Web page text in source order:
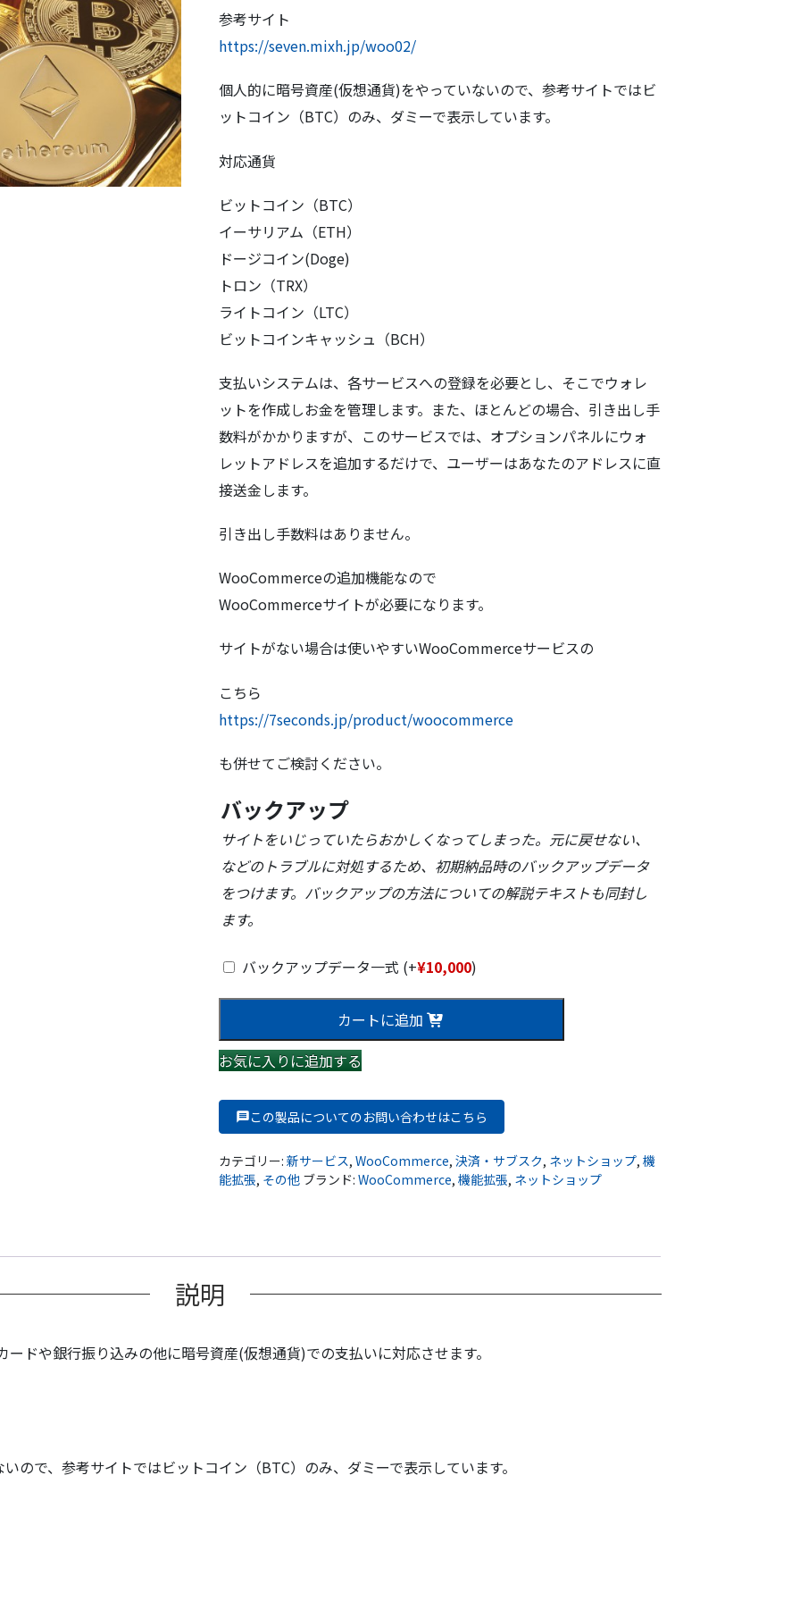
参考サイト
https://seven.mixh.jp/woo02/
個人的に暗号資産(仮想通貨)をやっていないので、参考サイトではビ
ットコイン（BTC）のみ、ダミーで表示しています。
対応通貨
ビットコイン（BTC）
イーサリアム（ETH）
ドージコイン(Doge)
トロン（TRX）
ライトコイン（LTC）
ビットコインキャッシュ（BCH）
支払いシステムは、各サービスへの登録を必要とし、そこでウォレ
ットを作成しお金を管理します。また、ほとんどの場合、引き出し手
数料がかかりますが、このサービスでは、オプションパネルにウォ
レットアドレスを追加するだけで、ユーザーはあなたのアドレスに直
接送金します。
引き出し手数料はありません。
WooCommerceの追加機能なので
WooCommerceサイトが必要になります。
サイトがない場合は使いやすいWooCommerceサービスの
こちら
https://7seconds.jp/product/woocommerce
も併せてご検討ください。
バックアップ
サイトをいじっていたらおかしくなってしまった。元に戻せない、
などのトラブルに対処するため、初期納品時のバックアップデータ
をつけます。バックアップの方法についての解説テキストも同封し
ます。
バックアップデータ一式 (+¥10,000)
資
産
通
貨)
で
い
個
カートに追加
お気に入りに追加する
この製品についてのお問い合わせはこちら
カテゴリー: 新サービス, WooCommerce, 決済・サブスク, ネットショップ, 機
能拡張, その他 ブランド: WooCommerce, 機能拡張, ネットショップ
説明
ドや銀行振り込みの他に暗号資産(仮想通貨)での支払いに対応させます。
ので、参考サイトではビットコイン（BTC）のみ、ダミーで表示しています。